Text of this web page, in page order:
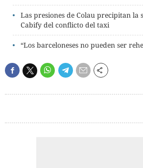
Las presiones de Colau precipitan la
Cabify del conflicto del taxi
“Los barceloneses no pueden ser